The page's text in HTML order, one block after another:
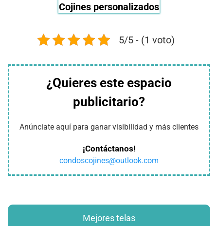
Cojines personalizados
5/5 - (1 voto)
¿Quieres este espacio
publicitario?
Anúnciate aquí para ganar visibilidad y más clientes
¡Contáctanos!
condoscojines@outlook.com
Mejores telas